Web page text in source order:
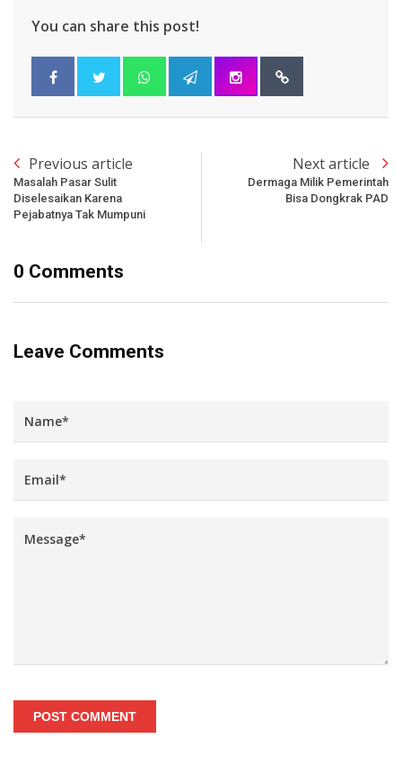
You can share this post!
Previous article
Masalah Pasar Sulit
Diselesaikan Karena
Pejabatnya Tak Mumpuni
Next article
Dermaga Milik Pemerintah
Bisa Dongkrak PAD
0 Comments
Leave Comments
POST COMMENT